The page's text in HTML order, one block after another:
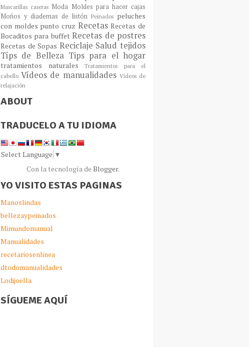
Mascarillas caseras Moda Moldes para hacer cajas
Moños y diademas de listónPeinados peluches
con moldes punto cruz RecetasRecetas de
Bocaditos para buffetRecetas de postres
Recetas de Sopas Reciclaje Saludtejidos
Típs de Belleza Tips para el hogar
tratamientos naturales
Tratamientos para el
cabello Vídeos de manualidades Vídeos de
relajación
ABOUT
TRADUCELO A TU IDIOMA
Select Language ▼
Con la tecnología de Blogger.
YO VISITO ESTAS PAGINAS
Manoslindas
bellezaypeinados
Mimundomanual
Manualidades
recetariosenlinea
dtodomanualidades
Lodijoella
SÍGUEME AQUÍ